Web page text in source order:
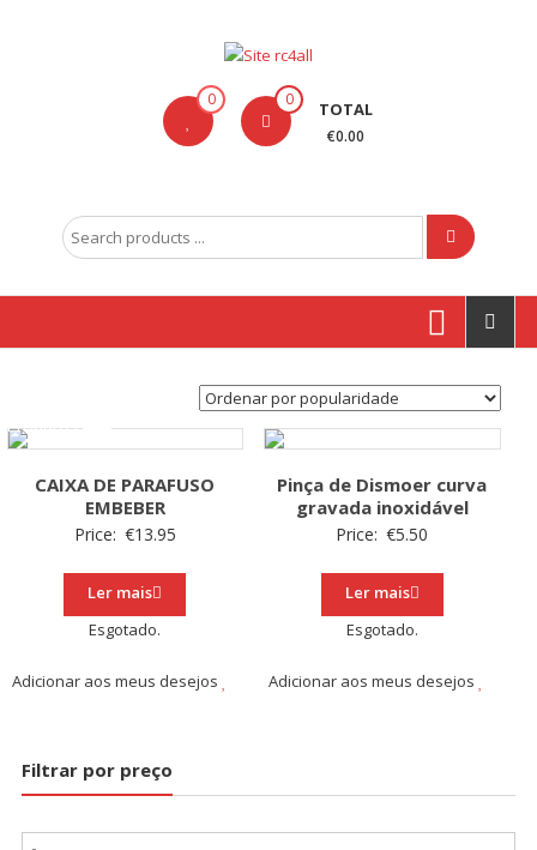
Produtos
Carson
outras
0 0 TOTAL
€0.00
Search
for:
CAIXA DE PARAFUSO
EMBEBER
Price: €13.95
Ler mais
Esgotado.
Adicionar aos meus desejos
Pinça de Dismoer curva
gravada inoxidável
Price: €5.50
Ler mais
Esgotado.
Adicionar aos meus desejos
Filtrar por preço